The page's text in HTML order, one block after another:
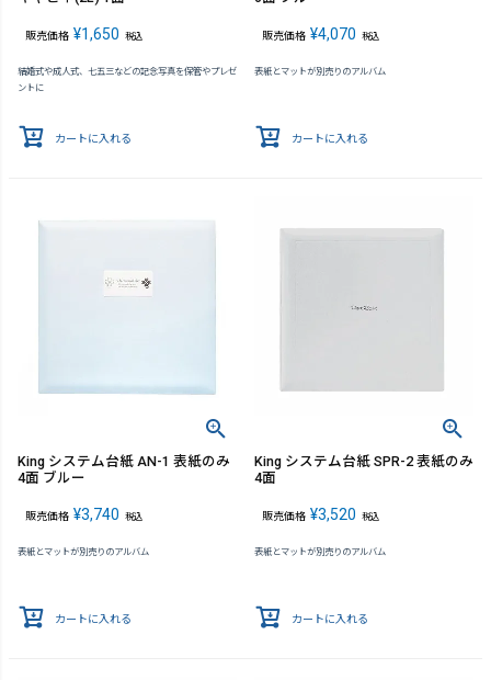
販売価格 ¥1,650 税込
結婚式や成人式、七五三などの記念写真を保管やプレゼ
ントに
カートに入れる
販売価格 ¥4,070 税込
表紙とマットが別売りのアルバム
カートに入れる
King システム台紙 AN-1 表紙のみ
4面 ブルー
販売価格 ¥3,740 税込
表紙とマットが別売りのアルバム
カートに入れる
King システム台紙 SPR-2 表紙のみ
4面
販売価格 ¥3,520 税込
表紙とマットが別売りのアルバム
カートに入れる